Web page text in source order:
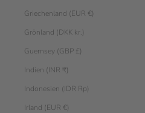
Griechenland (EUR €)
Grönland (DKK kr.)
Guernsey (GBP £)
Indien (INR ₹)
Indonesien (IDR Rp)
Irland (EUR €)